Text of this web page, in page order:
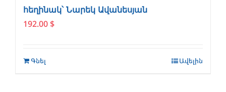
հեղինակ՝ Նարեկ Ավանեսյան
192.00 $
Գնել Ավելին